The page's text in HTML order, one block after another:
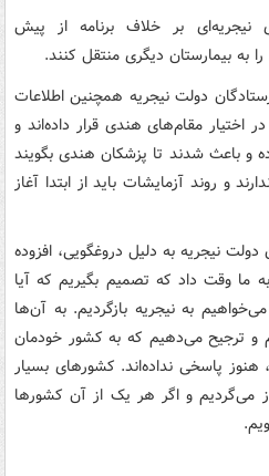
نیجریه‌ای بر خلاف برنامه از پیش
به بیمارستان دیگری منتقل کنند.
دولت نیجریه همچنین اطلاعات
اختیار مقام‌های هندی قرار داده‌اند و
و باعث شدند تا پزشکان هندی بگویند
و روند آزمایشات باید از ابتدا آغاز
نیجریه به دلیل دروغگویی، افزوده
تنها ۲ ساعت به ما وقت داد که تصمیم بگیریم که آیا
به نیجریه بازگردیم. به آن‌ها
و ترجیح می‌دهیم که به کشور خودمان
اما با گذشت ۲۴ ساعت، هنوز پاسخی نداده‌اند. کشورهای بسیار
می‌گردیم و اگر هر یک از آن کشورها